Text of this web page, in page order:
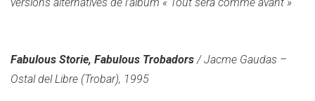
Fabulous Storie, Fabulous Trobadors / Jacme Gaudas –
Ostal del Libre (Trobar), 1995